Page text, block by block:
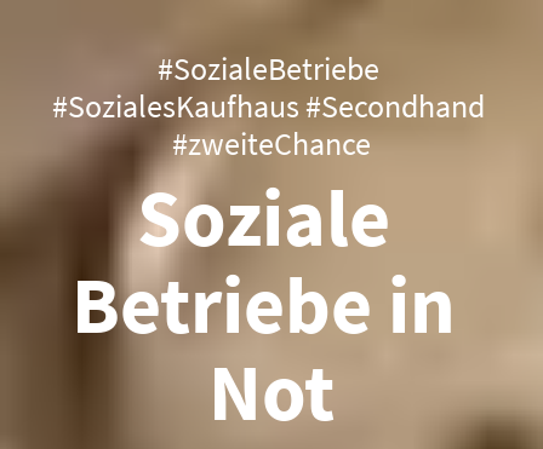
#SozialeBetriebe
#SozialesKaufhaus #Secondhand
#zweiteChance
Soziale
Betriebe in
Not